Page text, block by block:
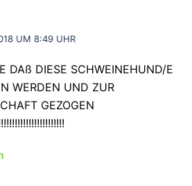
UM 8:49 UHR
DAß DIESE SCHWEINEHUND/E
WERDEN UND ZUR
GEZOGEN